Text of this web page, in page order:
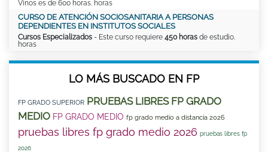
Vinos es de 600 horas. horas
CURSO DE ATENCIÓN SOCIOSANITARIA A PERSONAS
DEPENDIENTES EN INSTITUTOS SOCIALES
Cursos Especializados - Este curso requiere 450 horas de estudio.
horas
LO MÁS BUSCADO EN FP
FP GRADO SUPERIOR PRUEBAS LIBRES FP GRADO
MEDIO FP GRADO MEDIO fp grado medio a distancia 2026
pruebas libres fp grado medio 2026 pruebas libres fp
2026